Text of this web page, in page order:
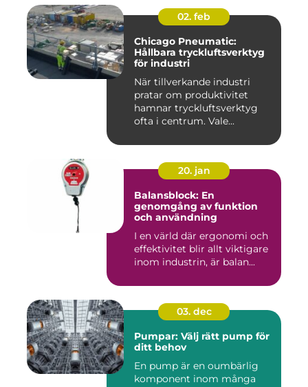
02. feb
Chicago Pneumatic:
Hållbara tryckluftsverktyg
för industri
När tillverkande industri
pratar om produktivitet
hamnar tryckluftsverktyg
ofta i centrum. Vale...
20. jan
Balansblock: En
genomgång av funktion
och användning
I en värld där ergonomi och
effektivitet blir allt viktigare
inom industrin, är balan...
03. dec
Pumpar: Välj rätt pump för
ditt behov
En pump är en oumbärlig
komponent inom många